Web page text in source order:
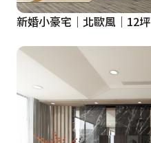
新婚小豪宅│北歐風│12坪